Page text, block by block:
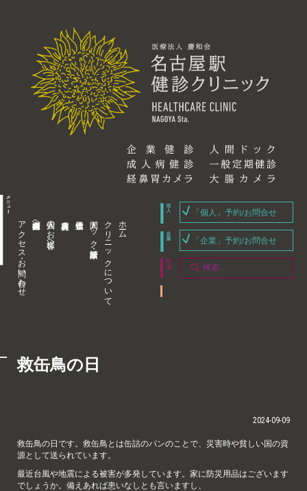
アクセス・お問い合わせ 企業内担当者様へ 個人のお客様へ 人間ドック・健康診断 クリニックについて ホーム
「個人」予約/お問合せ
「企業」予約/お問合せ
救缶鳥の日
2024-09-09
救缶鳥の日です。救缶鳥とは缶詰のパンのことで、災害時や貧しい国の資
源として送られています。
最近台風や地震による被害が多発しています。家に防災用品はございます
でしょうか。備えあれば患いなしとも言いますし、